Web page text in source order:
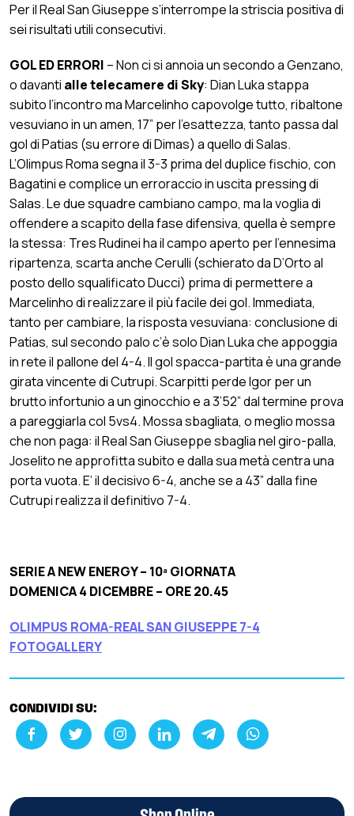
Per il Real San Giuseppe s’interrompe la striscia positiva di
sei risultati utili consecutivi.
GOL ED ERRORI – Non ci si annoia un secondo a Genzano,
o davanti alle telecamere di Sky: Dian Luka stappa
subito l’incontro ma Marcelinho capovolge tutto, ribaltone
vesuviano in un amen, 17” per l’esattezza, tanto passa dal
gol di Patias (su errore di Dimas) a quello di Salas.
L’Olimpus Roma segna il 3-3 prima del duplice fischio, con
Bagatini e complice un erroraccio in uscita pressing di
Salas. Le due squadre cambiano campo, ma la voglia di
offendere a scapito della fase difensiva, quella è sempre
la stessa: Tres Rudinei ha il campo aperto per l’ennesima
ripartenza, scarta anche Cerulli (schierato da D’Orto al
posto dello squalificato Ducci) prima di permettere a
Marcelinho di realizzare il più facile dei gol. Immediata,
tanto per cambiare, la risposta vesuviana: conclusione di
Patias, sul secondo palo c’è solo Dian Luka che appoggia
in rete il pallone del 4-4. Il gol spacca-partita è una grande
girata vincente di Cutrupi. Scarpitti perde Igor per un
brutto infortunio a un ginocchio e a 3’52” dal termine prova
a pareggiarla col 5vs4. Mossa sbagliata, o meglio mossa
che non paga: il Real San Giuseppe sbaglia nel giro-palla,
Joselito ne approfitta subito e dalla sua metà centra una
porta vuota. E’ il decisivo 6-4, anche se a 43” dalla fine
Cutrupi realizza il definitivo 7-4.
SERIE A NEW ENERGY – 10ª GIORNATA
DOMENICA 4 DICEMBRE – ORE 20.45
OLIMPUS ROMA-REAL SAN GIUSEPPE 7-4
FOTOGALLERY
CONDIVIDI SU: